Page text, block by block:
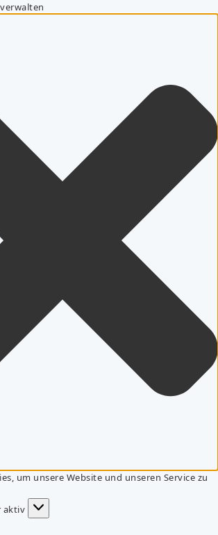
um unsere Website und unseren Service zu
aktiv